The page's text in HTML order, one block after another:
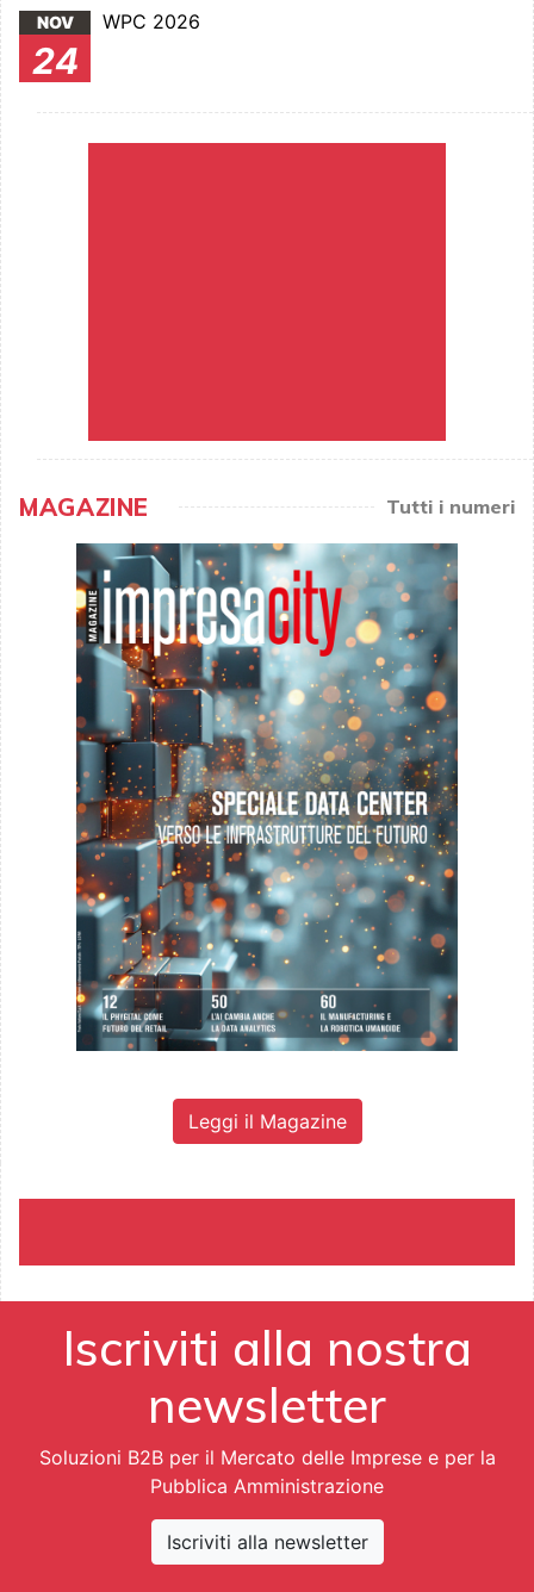
NOV
24
WPC 2026
MAGAZINE Tutti i numeri
Leggi il Magazine
Iscriviti alla nostra
newsletter
Soluzioni B2B per il Mercato delle Imprese e per la
Pubblica Amministrazione
Iscriviti alla newsletter